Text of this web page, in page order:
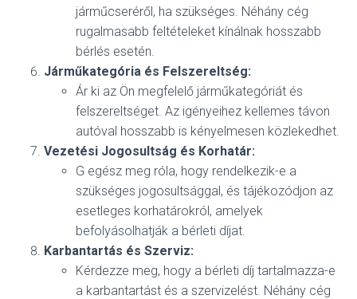
járműcseréről, ha szükséges. Néhány cég
rugalmasabb feltételeket kínálnak hosszabb
bérlés esetén.
Járműkategória és Felszereltség:
Ár ki az Ön megfelelő járműkategóriát és
felszereltséget. Az igényeihez kellemes távon
autóval hosszabb is kényelmesen közlekedhet.
Vezetési Jogosultság és Korhatár:
G egész meg róla, hogy rendelkezik-e a
szükséges jogosultsággal, és tájékozódjon az
esetleges korhatárokról, amelyek
befolyásolhatják a bérleti díjat.
Karbantartás és Szerviz:
Kérdezze meg, hogy a bérleti díj tartalmazza-e
a karbantartást és a szervizelést. Néhány cég